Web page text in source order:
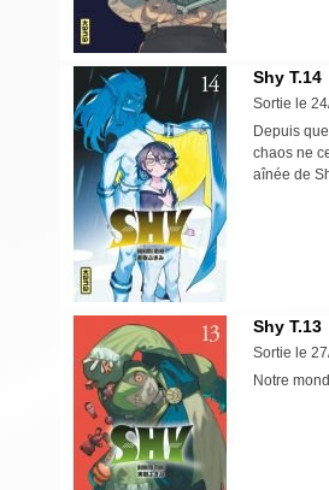
Shy T.14
Sortie le
Depuis
chaos ne
aînée de
Shy T.13
Sortie le
Notre